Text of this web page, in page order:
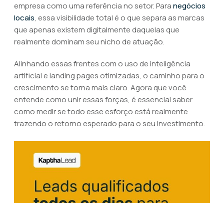
empresa como uma referência no setor. Paranegócios
locais, essa visibilidade total é o que separa as marcas
que apenas existem digitalmente daquelas que
realmente dominam seu nicho de atuação.
Alinhando essas frentes com o uso de inteligência
artificial e landing pages otimizadas, o caminho para o
crescimento se torna mais claro. Agora que você
entende como unir essas forças, é essencial saber
como medir se todo esse esforço está realmente
trazendo o retorno esperado para o seu investimento.